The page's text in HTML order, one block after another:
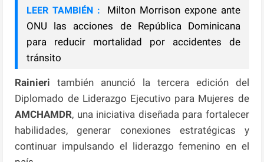
LEER TAMBIÉN :
Milton Morrison expone ante
ONU las acciones de República Dominicana
para reducir mortalidad por accidentes de
tránsito
Rainieritambién anunció la tercera edición del
Diplomado de Liderazgo Ejecutivo para Mujeres de
AMCHAMDR, una iniciativa diseñada para fortalecer
habilidades, generar conexiones estratégicas y
continuar impulsando el liderazgo femenino en el